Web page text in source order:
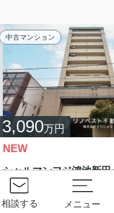
□デザイナー
中古マンション
3,090万円
NEW
東大阪市鴻池町２丁目
相談する メニュー